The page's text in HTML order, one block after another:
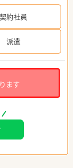
契約社員
派遣
ます